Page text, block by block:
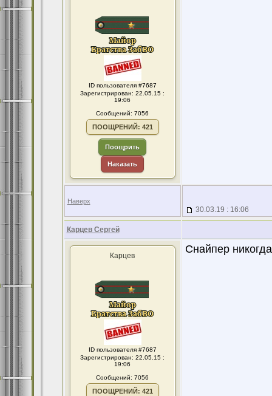
ID пользователя #7687
Зарегистрирован: 22.05.15 :
19:06
Сообщений: 7056
ПООЩРЕНИЙ: 421
Поощрить
Наказать
Наверх
30.03.19 : 16:06
Карцев Сергей
Карцев
ID пользователя #7687
Зарегистрирован: 22.05.15 :
19:06
Сообщений: 7056
ПООЩРЕНИЙ: 421
Снайпер